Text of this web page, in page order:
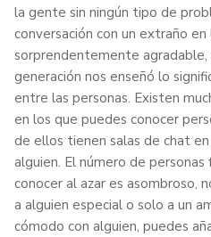
la gente sin ningún tipo de
conversación con un extraño
sorprendentemente agradable,
generación nos enseñó lo
entre las personas. Existen
en los que puedes conocer
de ellos tienen salas de chat
alguien. El número de
conocer al azar es asombroso,
a alguien especial o solo a un
cómodo con alguien, puedes